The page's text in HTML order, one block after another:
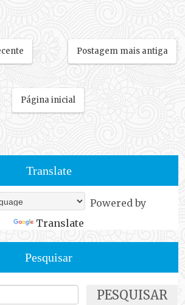
Postagem mais antiga
Página inicial
Translate
Powered by
Translate
Pesquisar